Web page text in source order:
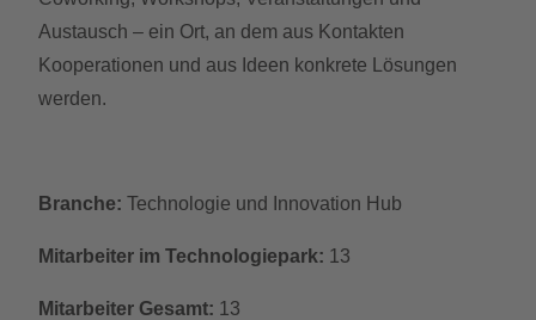
Austausch – ein Ort, an dem aus Kontakten
Kooperationen und aus Ideen konkrete Lösungen
werden.
Branche: Technologie und Innovation Hub
Mitarbeiter im Technologiepark: 13
Mitarbeiter Gesamt: 13